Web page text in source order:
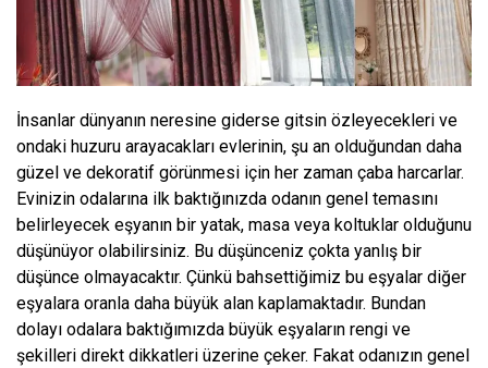
İnsanlar dünyanın neresine giderse gitsin özleyecekleri ve
ondaki huzuru arayacakları evlerinin, şu an olduğundan daha
güzel ve dekoratif görünmesi için her zaman çaba harcarlar.
Evinizin odalarına ilk baktığınızda odanın genel temasını
belirleyecek eşyanın bir yatak, masa veya koltuklar olduğunu
düşünüyor olabilirsiniz. Bu düşünceniz çokta yanlış bir
düşünce olmayacaktır. Çünkü bahsettiğimiz bu eşyalar diğer
eşyalara oranla daha büyük alan kaplamaktadır. Bundan
dolayı odalara baktığımızda büyük eşyaların rengi ve
şekilleri direkt dikkatleri üzerine çeker. Fakat odanızın genel